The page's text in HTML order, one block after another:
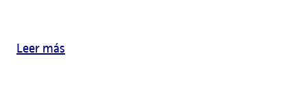
Leer más